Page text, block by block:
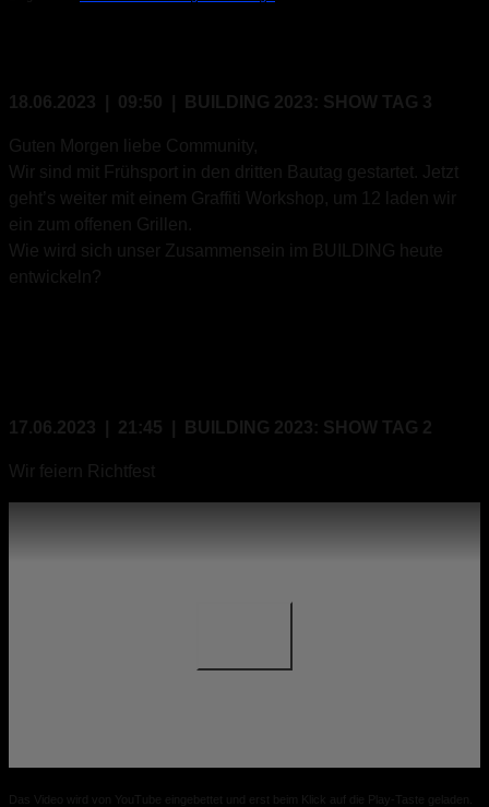
18.06.2023 | 09:50 | BUILDING 2023: SHOW TAG 3
Guten Morgen liebe Community,
Wir sind mit Frühsport in den dritten Bautag gestartet. Jetzt
geht’s weiter mit einem Graffiti Workshop, um 12 laden wir
ein zum offenen Grillen.
Wie wird sich unser Zusammensein im BUILDING heute
entwickeln?
17.06.2023 | 21:45 | BUILDING 2023: SHOW TAG 2
Wir feiern Richtfest
Das Video wird von YouTube eingebettet und erst beim Klick auf die Play-Taste geladen.